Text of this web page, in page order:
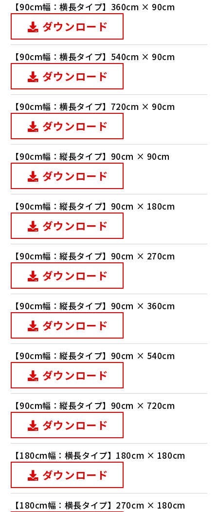
【90cm幅：横長タイプ】360cm × 90cm
ダウンロード
【90cm幅：横長タイプ】540cm × 90cm
ダウンロード
【90cm幅：横長タイプ】720cm × 90cm
ダウンロード
【90cm幅：縦長タイプ】90cm × 90cm
ダウンロード
【90cm幅：縦長タイプ】90cm × 180cm
ダウンロード
【90cm幅：縦長タイプ】90cm × 270cm
ダウンロード
【90cm幅：縦長タイプ】90cm × 360cm
ダウンロード
【90cm幅：縦長タイプ】90cm × 540cm
ダウンロード
【90cm幅：縦長タイプ】90cm × 720cm
ダウンロード
【180cm幅：横長タイプ】180cm × 180cm
ダウンロード
【180cm幅：横長タイプ】270cm × 180cm